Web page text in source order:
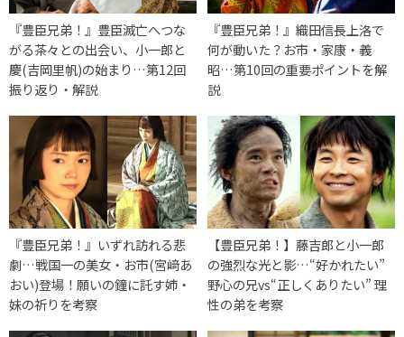
『豊臣兄弟！』豊臣滅亡へつな
がる茶々との出会い、小一郎と
慶(吉岡里帆)の始まり…第12回
振り返り・解説
『豊臣兄弟！』織田信長上洛で
何が動いた？お市・家康・義
昭…第10回の重要ポイントを解
説
『豊臣兄弟！』いずれ訪れる悲
劇…戦国一の美女・お市(宮﨑あ
おい)登場！願いの鐘に託す姉・
妹の祈りを考察
【豊臣兄弟！】藤吉郎と小一郎
の強烈な光と影…“好かれたい”
野心の兄vs“正しくありたい” 理
性の弟を考察